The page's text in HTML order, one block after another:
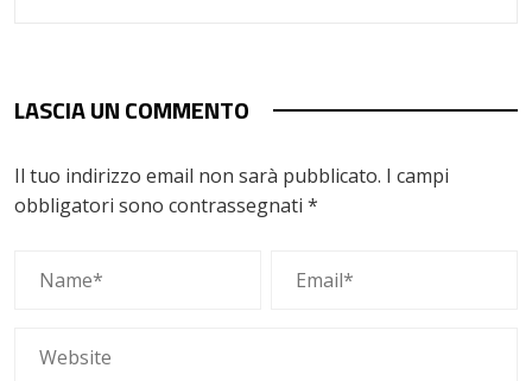
LASCIA UN COMMENTO
Il tuo indirizzo email non sarà pubblicato. I campi
obbligatori sono contrassegnati *